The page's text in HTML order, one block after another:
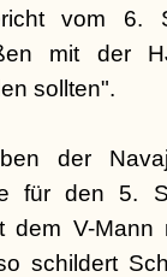
vom 6.
mit der
sollten".
der
für den 5.
dem V-
schildert